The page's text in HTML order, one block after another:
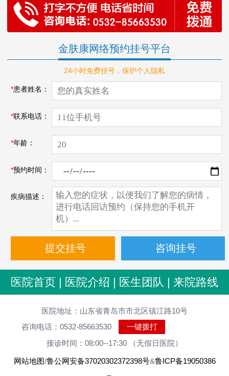
金肤康网络预约挂号平台
24小时免费挂号，保护个人隐私
*患者姓名：
*联系电话：
*年龄：
*预约时间：
疾病描述：
医院首页 | 医院介绍 | 医生团队 | 来院路线
医院地址：山东省青岛市市北区镇江路10号
咨询电话：0532-85663530
一键拨打
接诊时间：08:00--17:30 （无假日医院）
网站地图/鲁公网安备37020302372398号&鲁ICP备19050386